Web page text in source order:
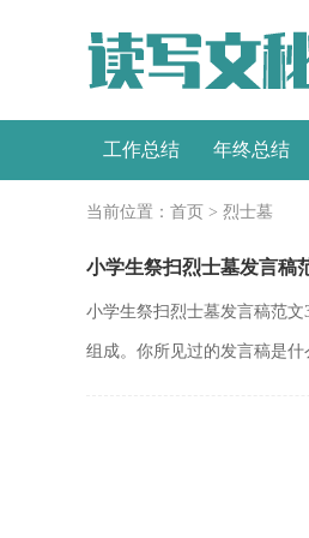
工作总结 年终总结
当前位置： 首页 > 烈士墓
小学生祭扫烈士墓发言稿
小学生祭扫烈士墓发言稿范
组成。你所见过的发言稿是